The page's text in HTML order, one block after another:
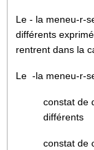
Le - la meneu-r-
différents
rentrent dans la
Le -la meneu-r-
constat de
différents
constat de